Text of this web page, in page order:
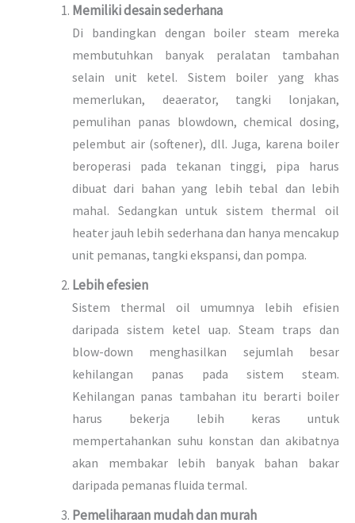
Memiliki desain sederhana
Di bandingkan dengan boiler steam mereka
membutuhkan banyak peralatan tambahan
selain unit ketel. Sistem boiler yang khas
memerlukan, deaerator, tangki lonjakan,
pemulihan panas blowdown, chemical dosing,
pelembut air (softener), dll. Juga, karena boiler
beroperasi pada tekanan tinggi, pipa harus
dibuat dari bahan yang lebih tebal dan lebih
mahal. Sedangkan untuk sistem thermal oil
heater jauh lebih sederhana dan hanya mencakup
unit pemanas, tangki ekspansi, dan pompa.
Lebih efesien
Sistem thermal oil umumnya lebih efisien
daripada sistem ketel uap. Steam traps dan
blow-down menghasilkan sejumlah besar
kehilangan panas pada sistem steam.
Kehilangan panas tambahan itu berarti boiler
harus bekerja lebih keras untuk
mempertahankan suhu konstan dan akibatnya
akan membakar lebih banyak bahan bakar
daripada pemanas fluida termal.
Pemeliharaan mudah dan murah